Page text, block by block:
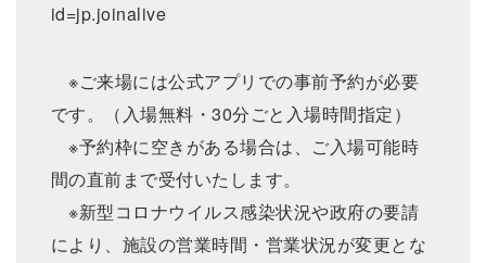
id=jp.joinalive
※ご来場には公式アプリでの事前予約が必要
です。（入場無料・30分ごと入場時間指定）
※予約枠に空きがある場合は、ご入場可能時
間の直前まで受付いたします。
※新型コロナウイルス感染状況や政府の要請
により、施設の営業時間・営業状況が変更とな